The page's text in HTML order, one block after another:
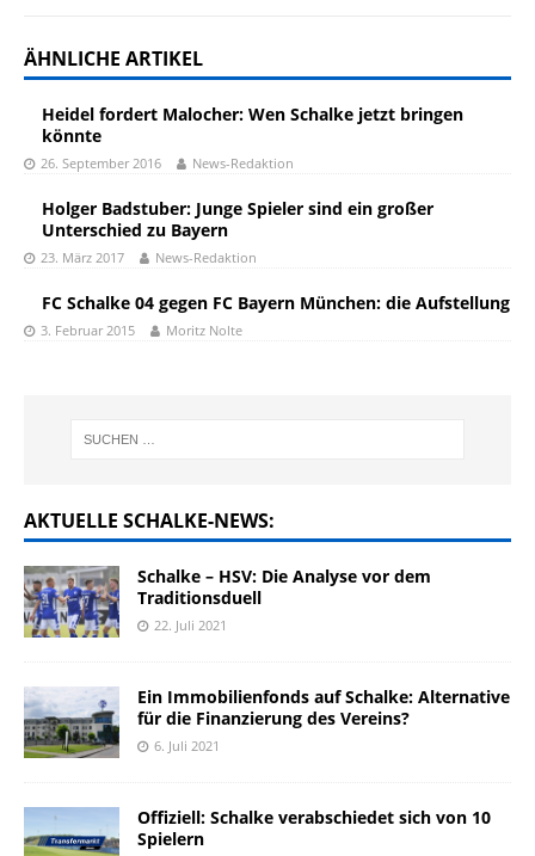
ÄHNLICHE ARTIKEL
Heidel fordert Malocher: Wen Schalke jetzt bringen
könnte
26. September 2016 News-Redaktion
Holger Badstuber: Junge Spieler sind ein großer
Unterschied zu Bayern
23. März 2017 News-Redaktion
FC Schalke 04 gegen FC Bayern München: die Aufstellung
3. Februar 2015 Moritz Nolte
AKTUELLE SCHALKE-NEWS:
Schalke – HSV: Die Analyse vor dem
Traditionsduell
22. Juli 2021
Ein Immobilienfonds auf Schalke: Alternative
für die Finanzierung des Vereins?
6. Juli 2021
Offiziell: Schalke verabschiedet sich von 10
Spielern